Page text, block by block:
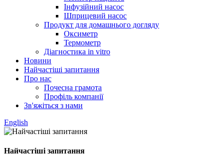
Інфузійний насос
Шприцевий насос
Продукт для домашнього догляду
Оксиметр
Термометр
Діагностика in vitro
Новини
Найчастіші запитання
Про нас
Почесна грамота
Профіль компанії
Зв'яжіться з нами
English
Найчастіші запитання